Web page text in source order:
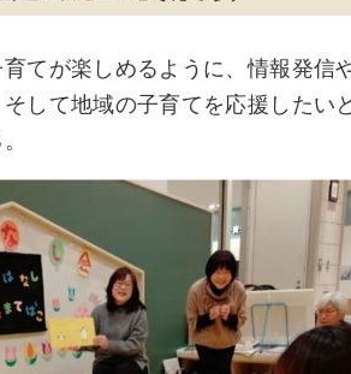
てが楽しめるように、情報発信
して地域の子育てを応援したい